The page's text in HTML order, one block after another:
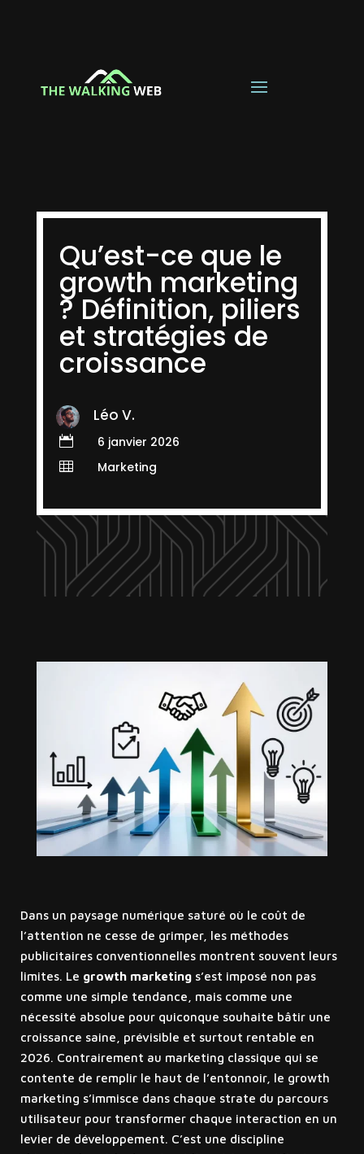
Qu’est-ce que le
growth marketing
? Définition, piliers
et stratégies de
croissance
Léo V.
 6 janvier 2026
 Marketing
Dans un paysage numérique saturé où le coût de
l’attention ne cesse de grimper, les méthodes
publicitaires conventionnelles montrent souvent leurs
limites. Le growth marketings’est imposé non pas
comme une simple tendance, mais comme une
nécessité absolue pour quiconque souhaite bâtir une
croissance saine, prévisible et surtout rentable en
2026. Contrairement au marketing classique qui se
contente de remplir le haut de l’entonnoir, le growth
marketing s’immisce dans chaque strate du parcours
utilisateur pour transformer chaque interaction en un
levier de développement. C’est une discipline